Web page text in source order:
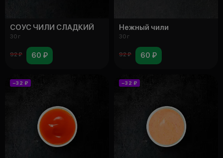
СОУС ЧИЛИ СЛАДКИЙ
30 г
92 ₽ 60 ₽
Нежный чили
30 г
92 ₽ 60 ₽
−32 ₽ −32 ₽